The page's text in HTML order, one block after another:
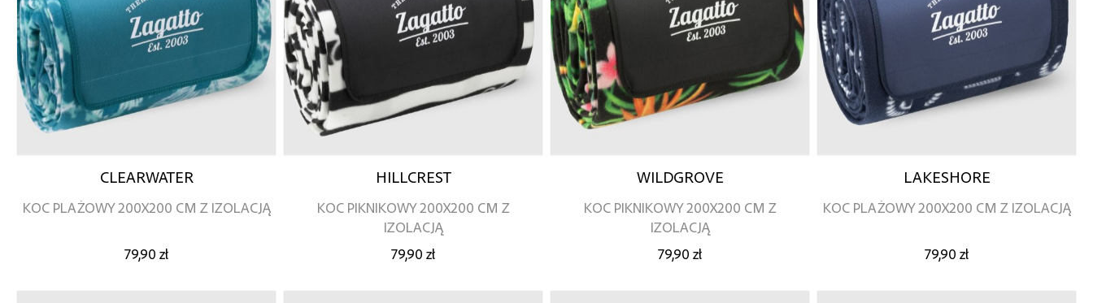
CLEARWATER
KOC PLAŻOWY 200X200 CM Z IZOLACJĄ
79,90 zł
HILLCREST
KOC PIKNIKOWY 200X200 CM Z
IZOLACJĄ
79,90 zł
WILDGROVE
KOC PIKNIKOWY 200X200 CM Z
IZOLACJĄ
79,90 zł
LAKESHORE
KOC PLAŻOWY 200X200 CM Z IZOLACJĄ
79,90 zł